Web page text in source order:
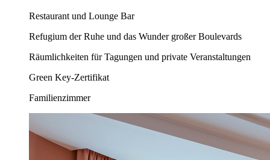
Restaurant und Lounge Bar
Refugium der Ruhe und das Wunder großer Boulevards
Räumlichkeiten für Tagungen und private Veranstaltungen
Green Key-Zertifikat
Familienzimmer